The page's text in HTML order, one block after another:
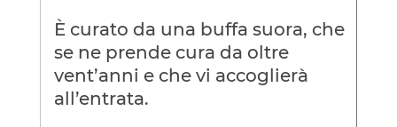
È curato da una buffa suora, che
se ne prende cura da oltre
vent’anni e che vi accoglierà
all’entrata.